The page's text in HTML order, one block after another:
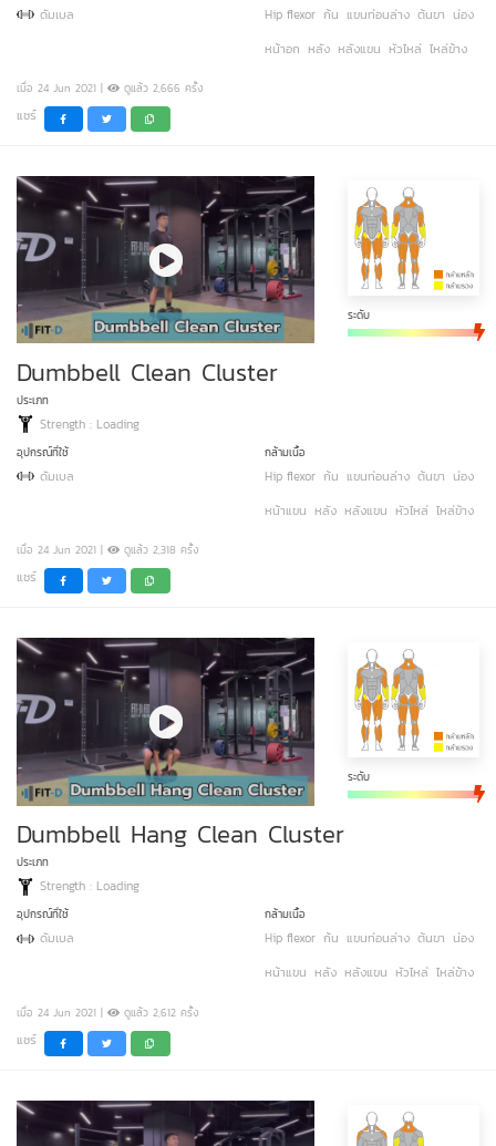
ดัมเบล Hip flexor ก้น แขนท่อนล่าง ต้นขา น่อง
หน้าอก หลัง หลังแขน หัวไหล่ ไหล่ข้าง
เมื่อ 24 Jun 2021 | ดูแล้ว 2,666 ครั้ง
แชร์
ระดับ
Dumbbell Clean Cluster
ประเภท
Strength : Loading
อุปกรณ์ที่ใช้
ดัมเบล
กล้ามเนื้อ
Hip flexor ก้น แขนท่อนล่าง ต้นขา น่อง
หน้าแขน หลัง หลังแขน หัวไหล่ ไหล่ข้าง
เมื่อ 24 Jun 2021 | ดูแล้ว 2,318 ครั้ง
แชร์
ระดับ
Dumbbell Hang Clean Cluster
ประเภท
Strength : Loading
อุปกรณ์ที่ใช้
ดัมเบล
กล้ามเนื้อ
Hip flexor ก้น แขนท่อนล่าง ต้นขา น่อง
หน้าแขน หลัง หลังแขน หัวไหล่ ไหล่ข้าง
เมื่อ 24 Jun 2021 | ดูแล้ว 2,612 ครั้ง
แชร์